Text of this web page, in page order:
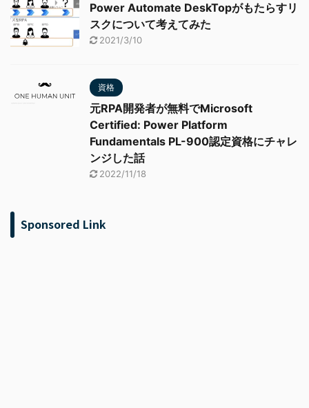
Power Automate DeskTopがもたらすリ
スクについて考えてみた
2021/3/10
資格
元RPA開発者が無料でMicrosoft
Certified: Power Platform
Fundamentals PL-900認定資格にチャレ
ンジした話
2022/11/18
Sponsored Link